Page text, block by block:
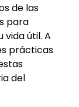
de las
para
útil. A
prácticas
del